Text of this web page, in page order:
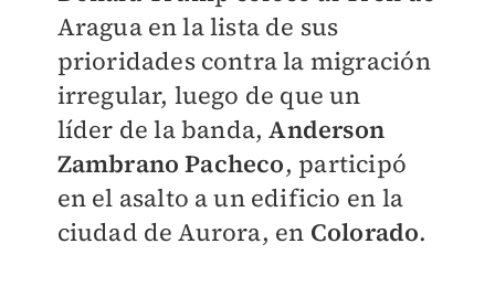
Aragua en la lista de sus
prioridades contra la migración
irregular, luego de que un
líder de la banda,Anderson
Zambrano Pacheco, participó
en el asalto a un edificio en la
ciudad de Aurora, en Colorado.